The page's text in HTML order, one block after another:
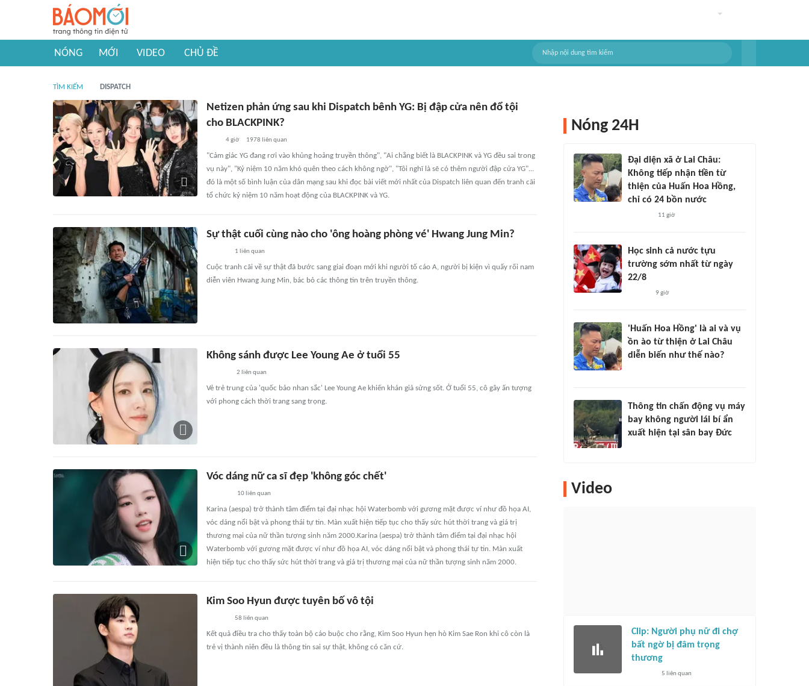
NÓNG MỚI VIDEO CHỦ ĐỀ
TÌM KIẾM DISPATCH
Netizen phản ứng sau khi Dispatch bênh YG: Bị đập cửa nên đổ tội
cho BLACKPINK?
4 giờ 1978 liên quan
"Cảm giác YG đang rơi vào khủng hoảng truyền thông", "Ai chẳng biết là BLACKPINK và YG đều sai trong
vụ này", "Kỷ niệm 10 năm khó quên theo cách không ngờ", "Tôi nghĩ là sẽ có thêm người đập cửa YG"...
đó là một số bình luận của dân mạng sau khi đọc bài viết mới nhất của Dispatch liên quan đến tranh cãi
tổ chức kỷ niệm 10 năm hoạt động của BLACKPINK và YG.
Sự thật cuối cùng nào cho 'ông hoàng phòng vé' Hwang Jung Min?
1 liên quan
Cuộc tranh cãi về sự thật đã bước sang giai đoạn mới khi người tố cáo A, người bị kiện vì quấy rối nam
diễn viên Hwang Jung Min, bác bỏ các thông tin trên truyền thông.
Không sánh được Lee Young Ae ở tuổi 55
2 liên quan
Vẻ trẻ trung của 'quốc bảo nhan sắc' Lee Young Ae khiến khán giả sửng sốt. Ở tuổi 55, cô gây ấn tượng
với phong cách thời trang sang trọng.
Vóc dáng nữ ca sĩ đẹp 'không góc chết'
10 liên quan
Karina (aespa) trở thành tâm điểm tại đại nhạc hội Waterbomb với gương mặt được ví như đồ họa AI,
vóc dáng nổi bật và phong thái tự tin. Màn xuất hiện tiếp tục cho thấy sức hút thời trang và giá trị
thương mại của nữ thần tượng sinh năm 2000.Karina (aespa) trở thành tâm điểm tại đại nhạc hội
Waterbomb với gương mặt được ví như đồ họa AI, vóc dáng nổi bật và phong thái tự tin. Màn xuất
hiện tiếp tục cho thấy sức hút thời trang và giá trị thương mại của nữ thần tượng sinh năm 2000.
Kim Soo Hyun được tuyên bố vô tội
58 liên quan
Kết quả điều tra cho thấy toàn bộ cáo buộc cho rằng, Kim Soo Hyun hẹn hò Kim Sae Ron khi cô còn là
trẻ vị thành niên đều là thông tin sai sự thật, không có căn cứ.
Nóng 24H
Đại diện xã ở Lai Châu:
Không tiếp nhận tiền từ
thiện của Huấn Hoa Hồng,
chỉ có 24 bồn nước
11 giờ
Học sinh cả nước tựu
trường sớm nhất từ ngày
22/8
9 giờ
'Huấn Hoa Hồng' là ai và vụ
ồn ào từ thiện ở Lai Châu
diễn biến như thế nào?
Thông tin chấn động vụ máy
bay không người lái bí ẩn
xuất hiện tại sân bay Đức
Video
Clip: Người phụ nữ đi chợ
bất ngờ bị đâm trọng
thương
5 liên quan